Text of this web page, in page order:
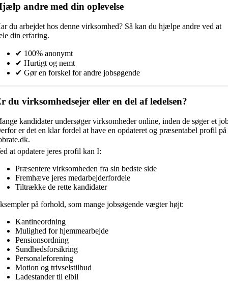
andre med din oplevelse
du arbejdet hos denne virksomhed? Så kan du hjælpe andre ved at
din erfaring.
✔ 100% anonymt
✔ Hurtigt og nemt
✔ Gør en forskel for andre jobsøgende
du virksomhedsejer eller en del af ledelsen?
kandidater undersøger virksomheder online, inden de søger et
er det en klar fordel at have en opdateret og præsentabel profil på
at opdatere jeres profil kan I:
Præsentere virksomheden fra sin bedste side
Fremhæve jeres medarbejderfordele
Tiltrække de rette kandidater
på forhold, som mange jobsøgende vægter højt:
Kantineordning
Mulighed for hjemmearbejde
Pensionsordning
Sundhedsforsikring
Personaleforening
Motion og trivselstilbud
Ladestander til elbil